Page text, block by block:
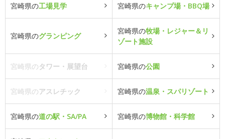
宮崎県の工場見学 宮崎県のキャンプ場・BBQ場
宮崎県のグランピング
宮崎県の牧場・レジャー＆リ
ゾート施設
宮崎県のタワー・展望台 宮崎県の公園
宮崎県のアスレチック 宮崎県の温泉・スパリゾート
宮崎県の道の駅・SA/PA 宮崎県の博物館・科学館